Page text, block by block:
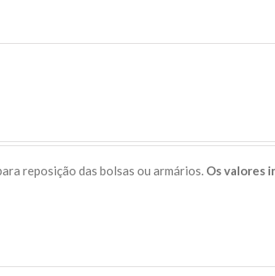
reposição das bolsas ou armários. Os valores